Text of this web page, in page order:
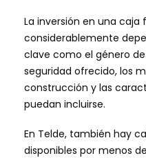
La inversión en una
considerablemente
clave como el género
seguridad ofrecido, los
construcción y las
puedan incluirse.
En Telde, también hay
disponibles por menos